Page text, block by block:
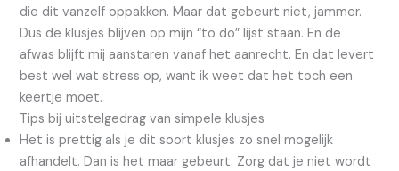
die dit vanzelf oppakken. Maar dat gebeurt niet, jammer.
Dus de klusjes blijven op mijn “to do” lijst staan. En de
afwas blijft mij aanstaren vanaf het aanrecht. En dat levert
best wel wat stress op, want ik weet dat het toch een
keertje moet.
Tips bij uitstelgedrag van simpele klusjes
Het is prettig als je dit soort klusjes zo snel mogelijk
afhandelt. Dan is het maar gebeurt. Zorg dat je niet wordt